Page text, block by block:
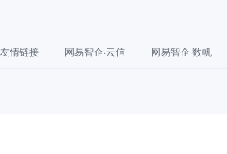
友情链接 网易智企·云信 网易智企·数帆